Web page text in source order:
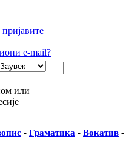
пријавите
e-mail?
или
- Граматика - Вокатив -